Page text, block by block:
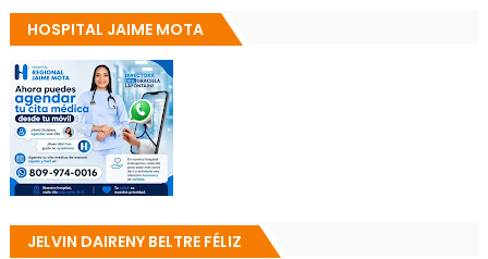
HOSPITAL JAIME MOTA
JELVIN DAIRENY BELTRE FÉLIZ